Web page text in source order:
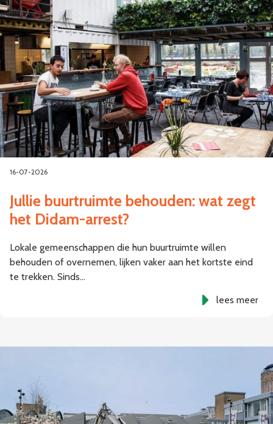
16-07-2026
Jullie buurtruimte behouden: wat zegt
het Didam-arrest?
Lokale gemeenschappen die hun buurtruimte willen
behouden of overnemen, lijken vaker aan het kortste eind
te trekken. Sinds…
lees meer